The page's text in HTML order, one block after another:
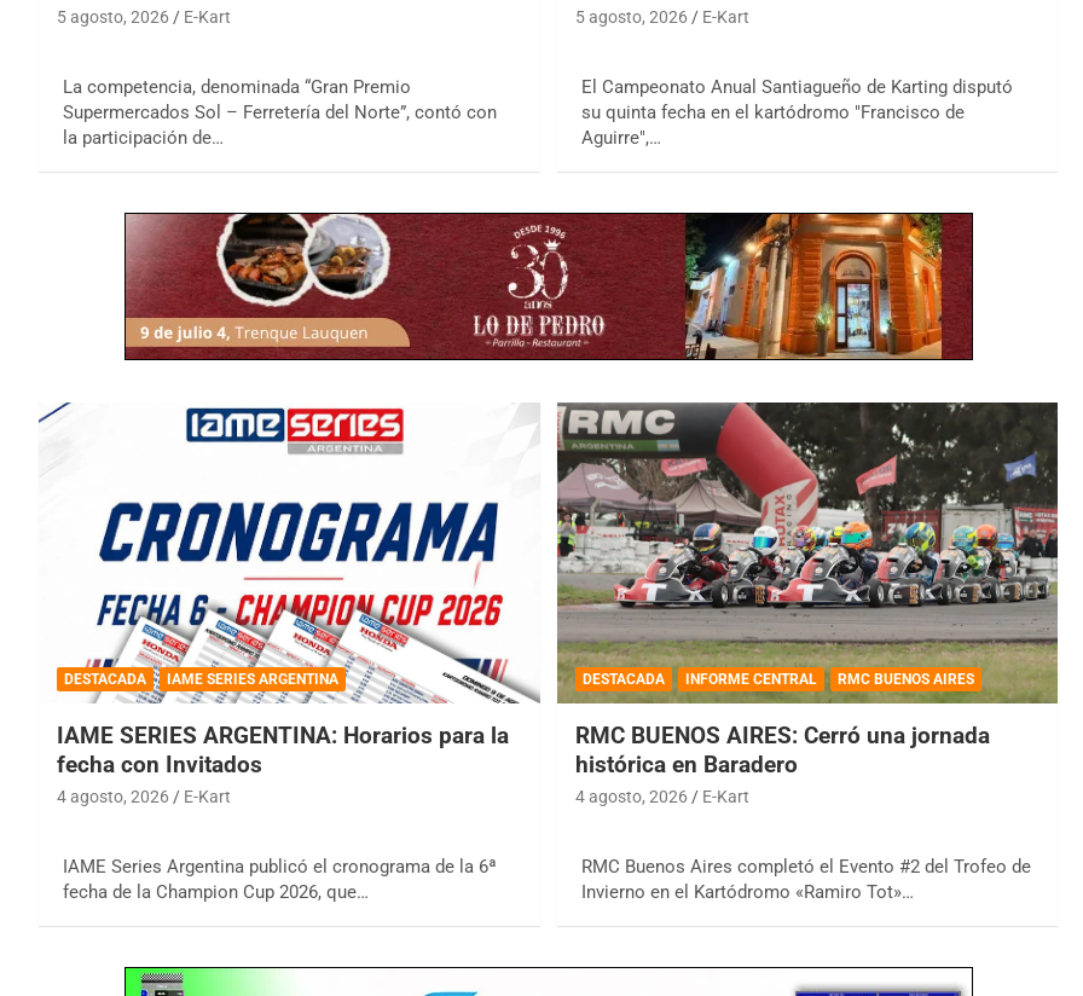
5 agosto, 2026 E-Kart
La competencia, denominada “Gran Premio
Supermercados Sol – Ferretería del Norte”, contó con
la participación de…
5 agosto, 2026 E-Kart
El Campeonato Anual Santiagueño de Karting disputó
su quinta fecha en el kartódromo "Francisco de
Aguirre",…
DESTACADA IAME SERIES ARGENTINA
IAME SERIES ARGENTINA: Horarios para la
fecha con Invitados
4 agosto, 2026 E-Kart
IAME Series Argentina publicó el cronograma de la 6ª
fecha de la Champion Cup 2026, que…
DESTACADA INFORME CENTRAL RMC BUENOS AIRES
RMC BUENOS AIRES: Cerró una jornada
histórica en Baradero
4 agosto, 2026 E-Kart
RMC Buenos Aires completó el Evento #2 del Trofeo de
Invierno en el Kartódromo «Ramiro Tot»…